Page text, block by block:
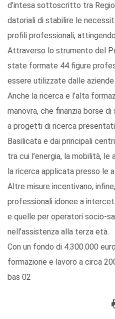
d’intesa sottoscritto tra
datoriali di stabilire le
profili professionali,
Attraverso lo strumento del
state formate 44 figure
essere utilizzate dalle
Anche la ricerca e l’alta
manovra, che finanzia borse
a progetti di ricerca presentati
Basilicata e dai principali
tra cui l’energia, la mobilità,
la ricerca applicata presso le
Altre misure incentivano,
professionali idonee a
e quelle per operatori socio-
nell’assistenza alla terza età.
Con un fondo di 4.300.000
formazione e lavoro a circa
bas 02